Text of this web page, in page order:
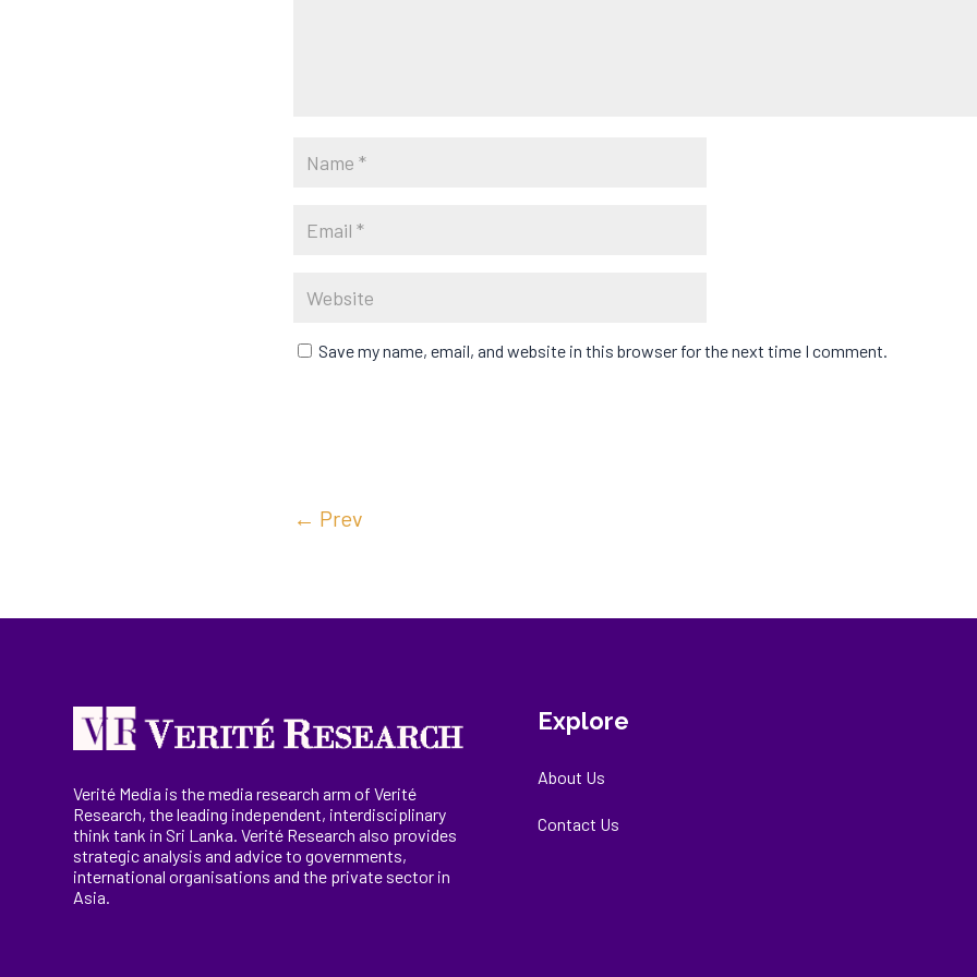
Save my name, email, and website in this browser for the next time I comment.
← Prev
Verité Media is the media research arm of Verité
Research, theleading independent, interdisciplinary
think tank in Sri Lanka. Verité Research also provides
strategic analysis and advice to governments,
internationalorganisations and the private sector in
Asia.
Explore
About Us
Contact Us